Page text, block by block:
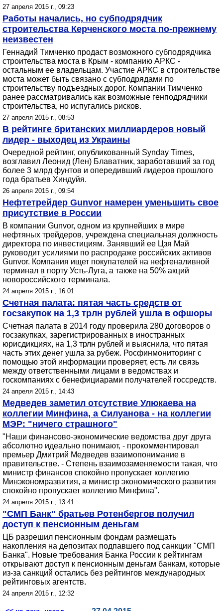
27 апреля 2015 г., 09:23
Работы начались, но субподрядчик
строительства Керченского моста по-прежнему
неизвестен
Геннадий Тимченко продаст возможного субподрядчика
строительства моста в Крым - компанию АРКС -
остальным ее владельцам. Участие АРКС в строительстве
моста может быть связано с субподрядами по
строительству подъездных дорог. Компании Тимченко
ранее рассматривались как возможные генподрядчики
строительства, но испугались рисков.
27 апреля 2015 г., 08:53
В рейтинге британских миллиардеров новый
лидер - выходец из Украины
Очередной рейтинг, опубликованный Synday Times,
возглавил Леонид (Лен) Блаватник, заработавший за год
более 3 млрд фунтов и опередивший лидеров прошлого
года братьев Хиндуйя.
26 апреля 2015 г., 09:54
Нефтетрейдер Gunvor намерен уменьшить свое
присутствие в России
В компании Gunvor, одном из крупнейших в мире
нефтяных трейдеров, учреждена специальная должность
директора по инвестициям. Занявший ее Цзя Май
руководит усилиями по распродаже российских активов
Gunvor. Компания ищет покупателей на нефтеналивной
терминал в порту Усть-Луга, а также на 50% акций
новороссийского терминала.
24 апреля 2015 г., 16:01
Счетная палата: пятая часть средств от
госзакупок на 1,3 трлн рублей ушла в офшоры
Счетная палата в 2014 году проверила 280 договоров о
госзакупках, зарегистрированных в иностранных
юрисдикциях, на 1,3 трлн рублей и выяснила, что пятая
часть этих денег ушла за рубеж. Росфинмониторинг с
помощью этой информации проверяет, есть ли связь
между ответственными лицами в ведомствах и
госкомпаниях с бенефициарами получателей госсредств.
24 апреля 2015 г., 14:43
Медведев заметил отсутствие Улюкаева на
коллегии Минфина, а Силуанова - на коллегии
МЭР: "ничего страшного"
"Наши финансово-экономические ведомства друг друга
абсолютно идеально понимают, - прокомментировал
премьер Дмитрий Медведев взаимопонимание в
правительстве. - Степень взаимозаменяемости такая, что
министр финансов спокойно пропускает коллегию
Минэкономразвития, а министр экономического развития
спокойно пропускает коллегию Минфина".
24 апреля 2015 г., 13:41
"СМП Банк" братьев Ротенбергов получил
доступ к пенсионным деньгам
ЦБ разрешил пенсионным фондам размещать
накопления на депозитах подпавшего под санкции "СМП
Банка". Новые требования Банка России к рейтингам
открывают доступ к пенсионным деньгам банкам, которые
из-за санкций остались без рейтингов международных
рейтинговых агентств.
24 апреля 2015 г., 12:32